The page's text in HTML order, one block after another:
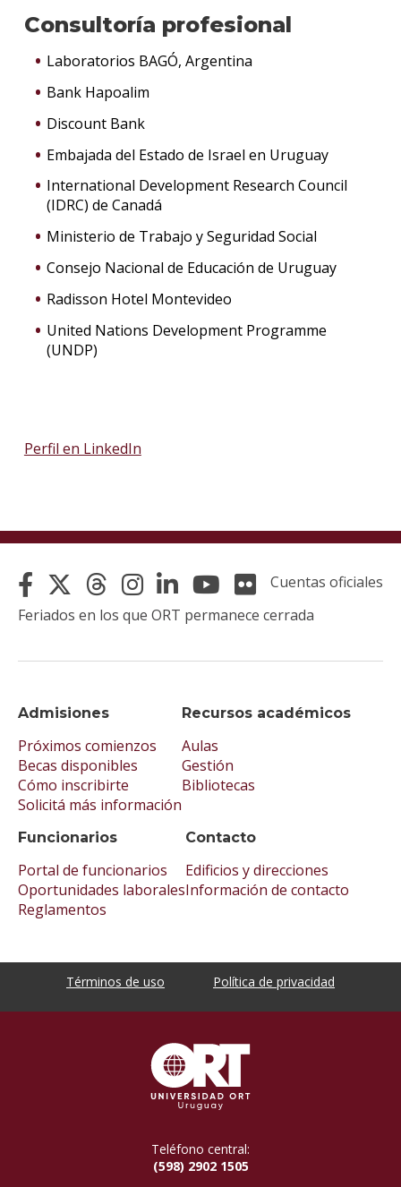
Consultoría profesional
Laboratorios BAGÓ, Argentina
Bank Hapoalim
Discount Bank
Embajada del Estado de Israel en Uruguay
International Development Research Council
(IDRC) de Canadá
Ministerio de Trabajo y Seguridad Social
Consejo Nacional de Educación de Uruguay
Radisson Hotel Montevideo
United Nations Development Programme
(UNDP)
Perfil en LinkedIn
Admisiones
Próximos comienzos
Becas disponibles
Cómo inscribirte
Solicitá más información
Recursos académicos
Aulas
Gestión
Bibliotecas
Funcionarios
Portal de funcionarios
Oportunidades laborales
Reglamentos
Contacto
Edificios y direcciones
Información de contacto
Cuentas oficiales
Feriados en los que ORT permanece cerrada
Términos de uso Política de privacidad
Teléfono central:
(598) 2902 1505